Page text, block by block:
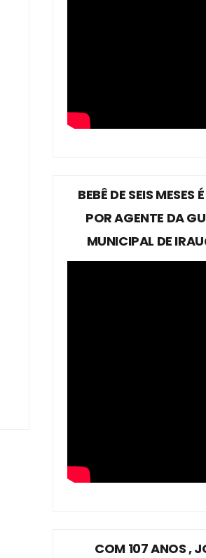
BEBÊ DE SEIS MESES
POR AGENTE DA
MUNICIPAL DE
COM 107 ANOS ,